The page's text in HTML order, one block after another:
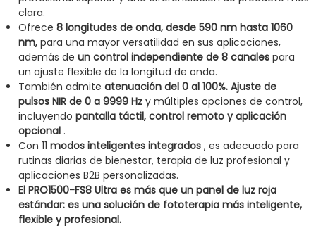
clara.
Ofrece 8 longitudes de onda, desde 590 nm hasta 1060
nm,para una mayor versatilidad en sus aplicaciones,
además de un control independiente de 8 canalespara
un ajuste flexible de la longitud de onda.
También admite atenuación del 0 al 100%. Ajuste de
pulsos NIR de 0 a 9999 Hzy múltiples opciones de control,
incluyendo pantalla táctil, control remoto y aplicación
opcional.
Con 11 modos inteligentes integrados, es adecuado para
rutinas diarias de bienestar, terapia de luz profesional y
aplicaciones B2B personalizadas.
El PRO1500-FS8 Ultra es más que un panel de luz roja
estándar: es una solución de fototerapia más inteligente,
flexible y profesional.